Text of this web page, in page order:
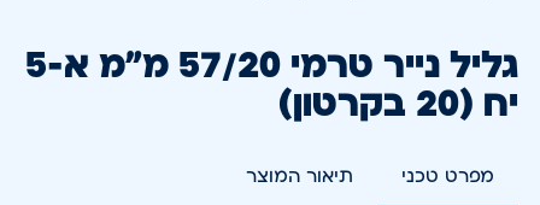
גליל נייר טרמי 57/20 מ"מ א-5
יח (20 בקרטון)
מפרט טכני תיאור המוצר